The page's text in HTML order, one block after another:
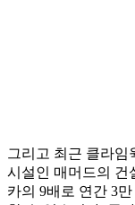
그리고 최근 클라임
시설인 매머드의 건
카의 9배로 연간 3